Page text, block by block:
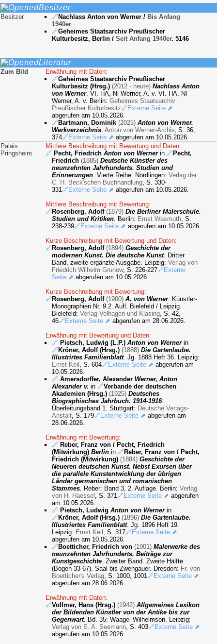
Besitzer
Besitzer 🔗Nachlass Anton von Werner / Bis Anfang
1940er
🔗Geheimes Staatsarchiv Preußischer
Kulturbesitz, Berlin /Seit Anfang 1940er. 5146
Literatur
Zum Bild
Erwähnung mit Daten:
🔗Geheimes Staatsarchiv Preußischer
Kulturbesitz (Hrsg.) (2012 - heute) Nachlass Anton
von Werner. VI. HA, Nl Werner, A. v. VI. HA, Nl
Werner, A. v. Berlin:Geheimes Staatsarchiv
Preußischer Kulturbesitz🔗Externe Seite ⬈
abgerufen am 10.05.2026.
🔗Bartmann, Dominik (2025) Anton von Werner.
Werkverzeichnis .Anton von Werner-Archiv, S. 36,
374🔗Externe Seite ⬈ abgerufen am 10.05.2026.
Palais
Pringsheim
Mittlere Beschreibung mit Bewertung und Daten:
🔗 Pecht, FriedrichAnton von Wernerin 🔗Pecht,
Friedrich (1885) Deutsche Künstler des
neunzehnten Jahrhunderts. Studien und
Erinnerungen . Vierte Reihe. Nördlingen:Verlag der
C. H. Beck'schen Buchhandlung , S. 330-
331 🔗Externe Seite ⬈ abgerufen am 10.05.2026.
Mittlere Beschreibung mit Bewertung:
🔗Rosenberg, Adolf (1879) Die Berliner Malerschule.
Studien und Kritiken . Berlin: Ernst Wasmuth , S.
238-239🔗Externe Seite ⬈ abgerufen am 10.05.2026.
Kurze Beschreibung mit Bewertung und Daten:
🔗Rosenberg, Adolf (1894) Geschichte der
modernen Kunst. Die deutsche Kunst. Dritter
Band, zweite ergänzte Ausgabe. Leipzig:Verlag von
Friedrich Wilhelm Grunow, S. 226-227🔗Externe
Seite ⬈ abgerufen am 10.05.2026.
Kurze Beschreibung mit Bewertung:
🔗Rosenberg, Adolf (1900) A. von Werner. Künstler-
Monographien Nr. 9 2. Aufl. Bielefeld / Leipzig.
Bielefeld:Verlag Velhagen und Klasing , S. 42,
46🔗Externe Seite ⬈ abgerufen am 28.06.2026.
Erwähnung mit Bewertung und Daten:
🔗 Pietsch, Ludwig (L.P.)Anton von Wernerin
🔗Kröner, Adolf (Hrsg.) (1888) Die Gartenlaube.
Illustrirtes Familienblatt. Jg. 1888 Heft 36. Leipzig:
Ernst Keil
, S. 604🔗Externe Seite ⬈ abgerufen am
10.05.2026.
🔗 Amersdorffer, Alexander Werner, Anton
Alexander v.in 🔗Verbande der deutschen
Akademien (Hrsg.) (1925) Deutsches
Biographisches Jahrbuch. 1914-1916.
Überleitungsband 1. Stuttgart: Deutsche Verlags-
Anstalt , S. 179🔗Externe Seite ⬈ abgerufen am
28.06.2026.
Erwähnung mit Bewertung:
🔗 Reber, Franz von / Pecht, Friedrich
(Mitwirkung)Berlinin 🔗Reber, Franz von / Pecht,
Friedrich (Mitwirkung) (1884) Geschichte der
Neueren deutschen Kunst. Nebst Exursen über
die parallele Kunstentwicklung der übrigen
Länder germanischen und romanischen
Stammes . Reber: Band 3, 2. Auflage. Berlin:Verlag
von H. Haessel
, S. 371 🔗Externe Seite ⬈ abgerufen
am 10.05.2026.
🔗 Pietsch, LudwigAnton von Wernerin
🔗Kröner, Adolf (Hrsg.) (1896) Die Gartenlaube.
Illustriertes Familienblatt. Jg. 1896 Heft 19.
Leipzig: Ernst Keil , S. 317🔗Externe Seite ⬈
abgerufen am 10.05.2026.
🔗Boetticher, Friedrich von (1901) Malerwerke des
neunzehnten Jahrhunderts. Beiträge zur
Kunstgeschichte . Zweiter Band. Zweite Hälfte
(Bogen 33-67). Saal bis Zwengauer. Dresden: Fr. von
Boetticher's Verlag , S. 1000, 1001 🔗Externe Seite ⬈
abgerufen am 28.06.2026.
Erwähnung mit Daten:
🔗Vollmer, Hans (Hrsg.) (1942) Allgemeines Lexikon
der Bildenden Künstler von der Antike bis zur
Gegenwart. Bd. 35: Waage–Wilhelmson. Leipzig:
Verlag von E. A. Seemann , S. 403🔗Externe Seite ⬈
abgerufen am 10.05.2026.